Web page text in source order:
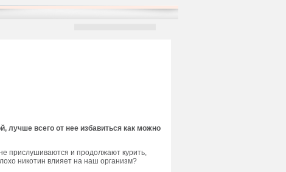
лучше всего от нее избавиться как можно
прислушиваются и продолжают курить,
никотин влияет на наш организм?